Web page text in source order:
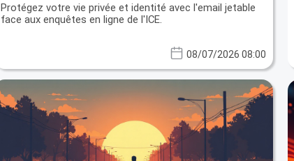
Protégez votre vie privée et identité avec l'email jetable
face aux enquêtes en ligne de l'ICE.
08/07/2026 08:00